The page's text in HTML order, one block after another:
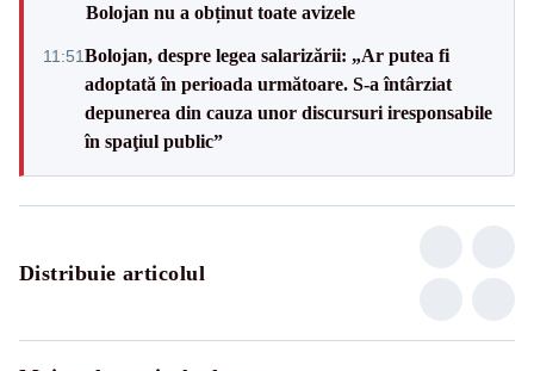
Bolojan nu a obținut toate avizele
11:51Bolojan, despre legea salarizării: „Ar putea fi
adoptată în perioada următoare. S-a întârziat
depunerea din cauza unor discursuri iresponsabile
în spaţiul public”
Distribuie articolul